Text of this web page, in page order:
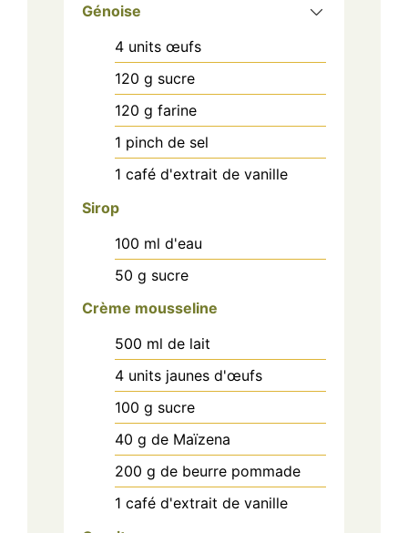
Génoise
4 units œufs
120 g sucre
120 g farine
1 pinch de sel
1 café d'extrait de vanille
Sirop
100 ml d'eau
50 g sucre
Crème mousseline
500 ml de lait
4 units jaunes d'œufs
100 g sucre
40 g de Maïzena
200 g de beurre pommade
1 café d'extrait de vanille